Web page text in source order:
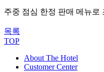
주중 점심 한정 판매 메뉴로
목록
TOP
About The Hotel
Customer Center